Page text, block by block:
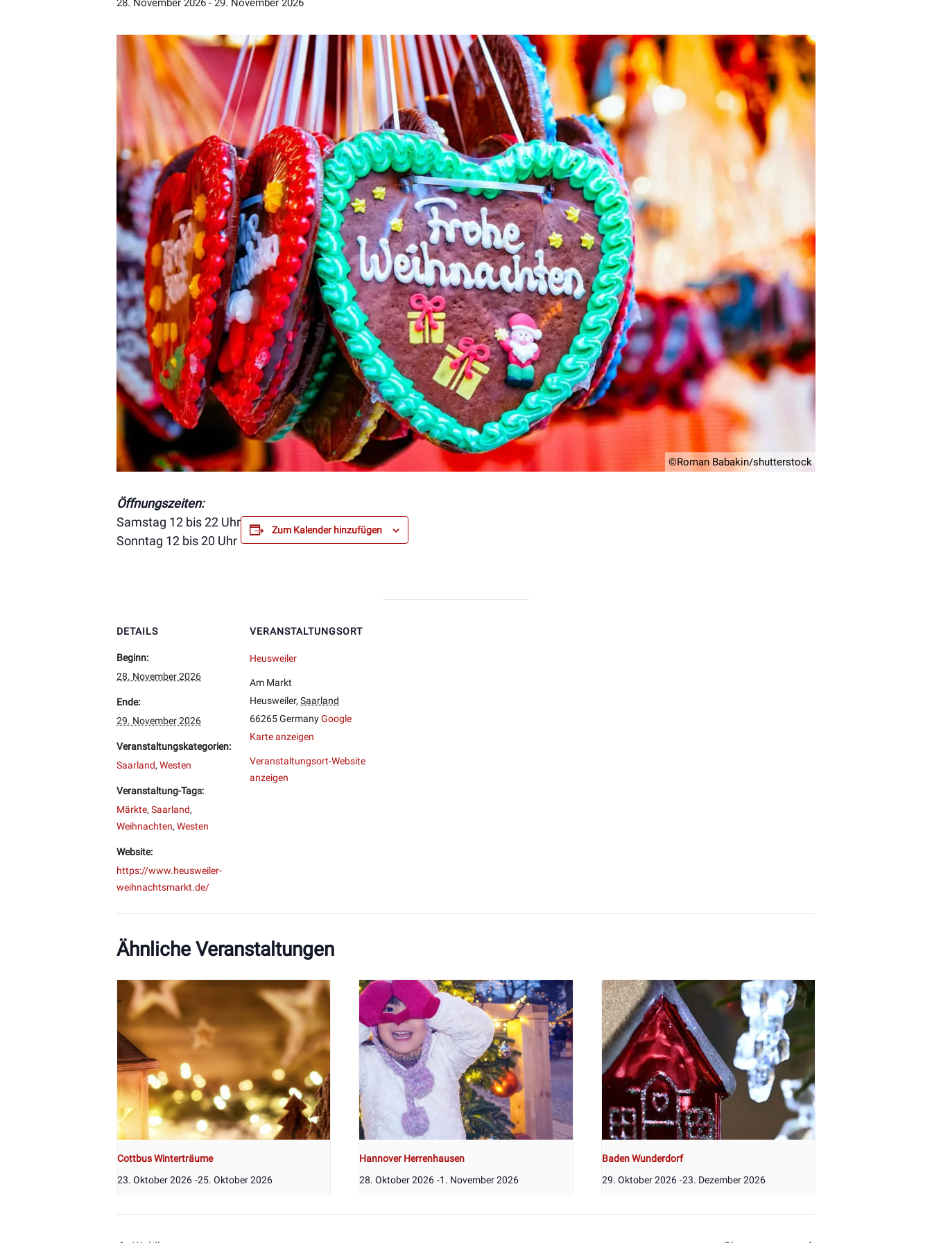
28. November 2026 - 29. November 2026
©Roman Babakin/shutterstock
Öffnungszeiten:
Samstag 12 bis 22 Uhr
Sonntag 12 bis 20 Uhr
Zum Kalender hinzufügen
DETAILS
Beginn:
28. November 2026
Ende:
29. November 2026
Veranstaltungskategorien:
Saarland, Westen
Veranstaltung-Tags:
Märkte, Saarland,
Weihnachten, Westen
Website:
https://www.heusweiler-
weihnachtsmarkt.de/
VERANSTALTUNGSORT
Heusweiler
Am Markt
Heusweiler, Saarland
66265GermanyGoogle
Karte anzeigen
Veranstaltungsort-Website
anzeigen
Ähnliche Veranstaltungen
Cottbus Winterträume
23. Oktober 2026 -25. Oktober 2026
Hannover Herrenhausen
28. Oktober 2026 -1. November 2026
Baden Wunderdorf
29. Oktober 2026 -23. Dezember 2026